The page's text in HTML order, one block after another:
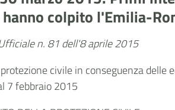
colpito l'Emilia-
n. 81 dell'8 aprile 2015
civile in conseguenza
7 febbraio 2015